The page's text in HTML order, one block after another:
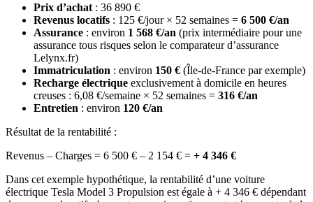
Prix d’achat : 36 890 €
Revenus locatifs : 125 €/jour × 52 semaines = 6 500 €/an
Assurance : environ 1 568 €/an (prix intermédiaire pour une
assurance tous risques selon le comparateur d’assurance
Lelynx.fr)
Immatriculation : environ 150 € (Île-de-France par exemple)
Recharge électrique exclusivement à domicile en heures
creuses : 6,08 €/semaine × 52 semaines = 316 €/an
Entretien : environ 120 €/an
Résultat de la rentabilité :
Revenus – Charges = 6 500 € – 2 154 € = + 4 346 €
Dans cet exemple hypothétique, la rentabilité d’une voiture
électrique Tesla Model 3 Propulsion est égale à + 4 346 € dépendant